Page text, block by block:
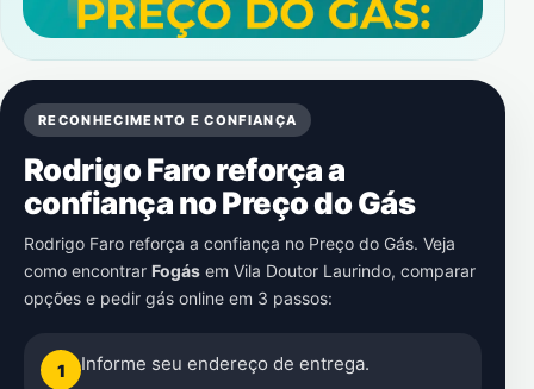
RECONHECIMENTO E CONFIANÇA
Rodrigo Faro reforça a
confiança no Preço do Gás
Rodrigo Faro reforça a confiança no Preço do Gás. Veja
como encontrar Fogás em Vila Doutor Laurindo, comparar
opções e pedir gás online em 3 passos:
1 Informe seu endereço de entrega.